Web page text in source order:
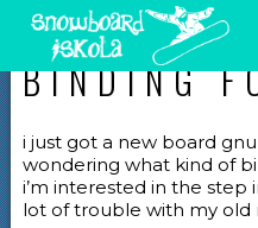
BINDING
i just got a new board
wondering what kind of
i’m interested in the step
lot of trouble with my old